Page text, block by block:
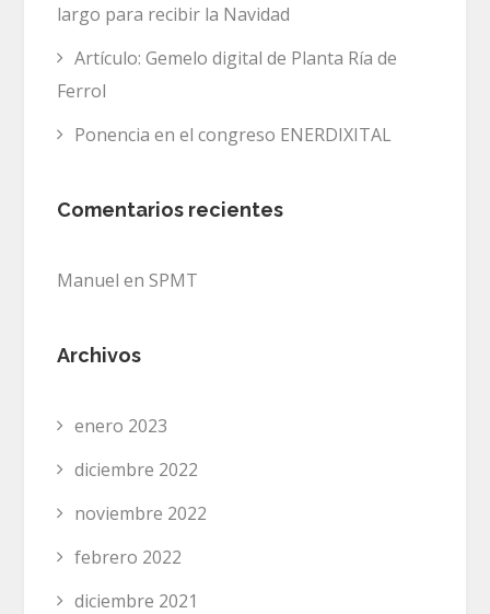
largo para recibir la Navidad
Artículo: Gemelo digital de Planta Ría de
Ferrol
Ponencia en el congreso ENERDIXITAL
Comentarios recientes
Manuel enSPMT
Archivos
enero 2023
diciembre 2022
noviembre 2022
febrero 2022
diciembre 2021